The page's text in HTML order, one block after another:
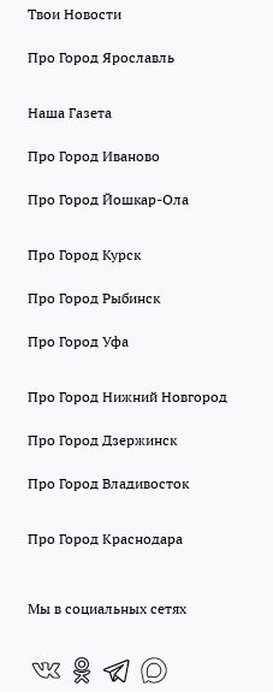
Твои Новости
Про Город Ярославль
Наша Газета
Про Город Иваново
Про Город Йошкар-Ола
Про Город Курск
Про Город Рыбинск
Про Город Уфа
Про Город Нижний Новгород
Про Город Дзержинск
Про Город Владивосток
Про Город Краснодара
Мы в социальных сетях